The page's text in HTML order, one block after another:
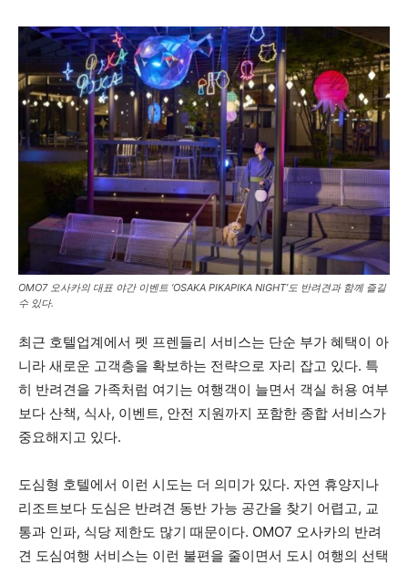
OMO7 오사카의 대표 야간 이벤트 ‘OSAKA PIKAPIKA NIGHT’도 반려견과 함께 즐길
수 있다.
최근 호텔업계에서 펫 프렌들리 서비스는 단순 부가 혜택이 아
니라 새로운 고객층을 확보하는 전략으로 자리 잡고 있다. 특
히 반려견을 가족처럼 여기는 여행객이 늘면서 객실 허용 여부
보다 산책, 식사, 이벤트, 안전 지원까지 포함한 종합 서비스가
중요해지고 있다.
도심형 호텔에서 이런 시도는 더 의미가 있다. 자연 휴양지나
리조트보다 도심은 반려견 동반 가능 공간을 찾기 어렵고, 교
통과 인파, 식당 제한도 많기 때문이다. OMO7 오사카의 반려
견 도심여행 서비스는 이런 불편을 줄이면서 도시 여행의 선택